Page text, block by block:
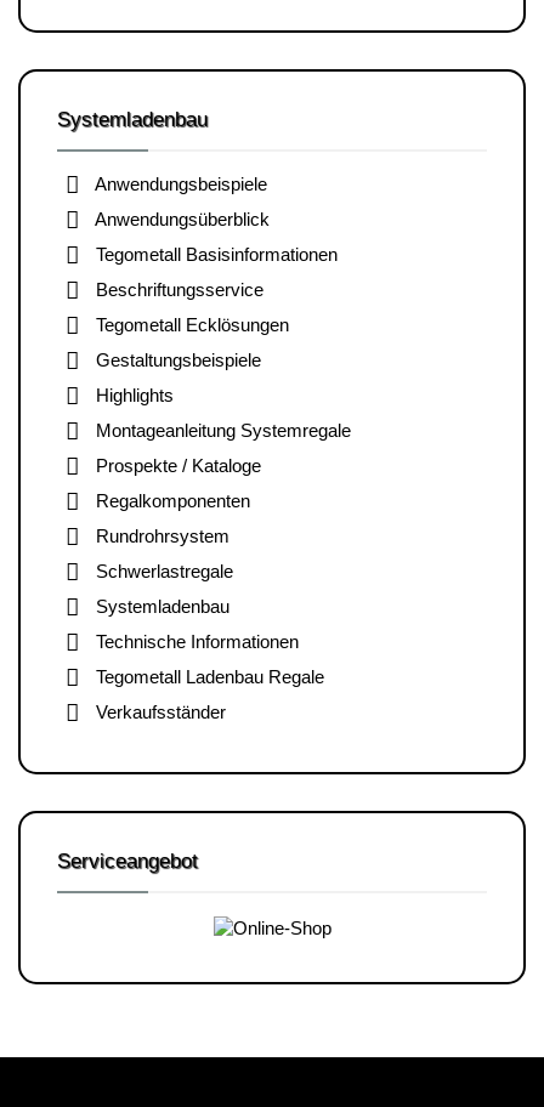
Systemladenbau
Anwendungsbeispiele
Anwendungsüberblick
Tegometall Basisinformationen
Beschriftungsservice
Tegometall Ecklösungen
Gestaltungsbeispiele
Highlights
Montageanleitung Systemregale
Prospekte / Kataloge
Regalkomponenten
Rundrohrsystem
Schwerlastregale
Systemladenbau
Technische Informationen
Tegometall Ladenbau Regale
Verkaufsständer
Serviceangebot